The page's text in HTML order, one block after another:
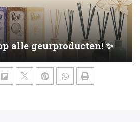
alle geurproducten! ✨